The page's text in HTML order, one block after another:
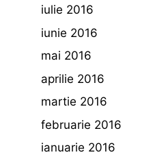
iulie 2016
iunie 2016
mai 2016
aprilie 2016
martie 2016
februarie 2016
ianuarie 2016